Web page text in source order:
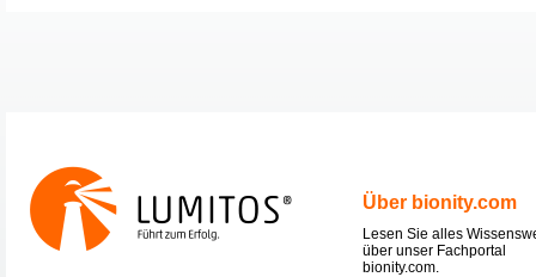
Über bionity.com
Lesen Sie alles
über unser Fachportal
bionity.com.